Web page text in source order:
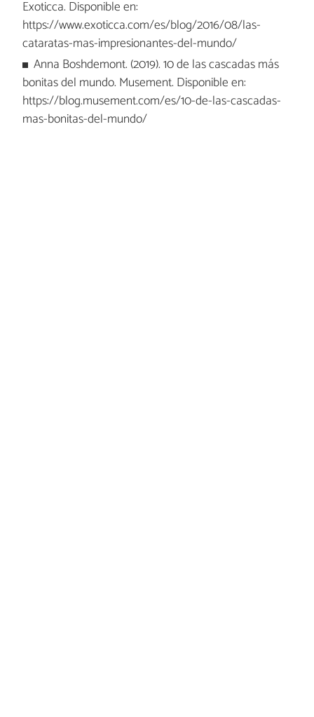
Exoticca. Disponible en:
https://www.exoticca.com/es/blog/2016/08/las-
cataratas-mas-impresionantes-del-mundo/
Anna Boshdemont. (2019). 10 de las cascadas más
bonitas del mundo. Musement. Disponible en:
https://blog.musement.com/es/10-de-las-cascadas-
mas-bonitas-del-mundo/